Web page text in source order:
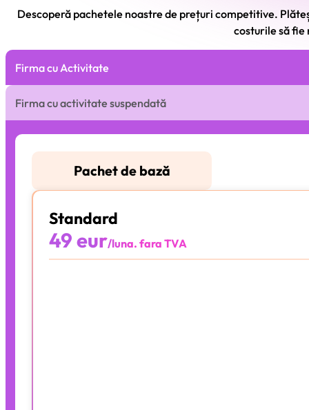
Descoperă pachetele noastre de prețuri competitive.
costurile să
Firma cu Activitate
Firma cu activitate suspendată
Pachet de bază
Standard
49 eur/luna. fara TVA